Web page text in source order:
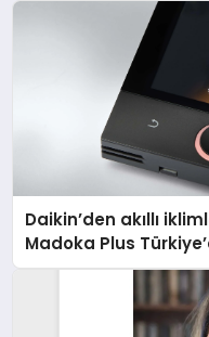
Daikin’den akıllı
Madoka Plus